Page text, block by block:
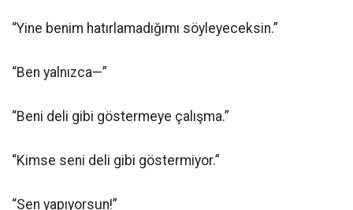
“Yine benim hatırlamadığımı söyleyeceksin.”
“Ben yalnızca—”
“Beni deli gibi göstermeye çalışma.”
“Kimse seni deli gibi göstermiyor.”
“Sen yapıyorsun!”